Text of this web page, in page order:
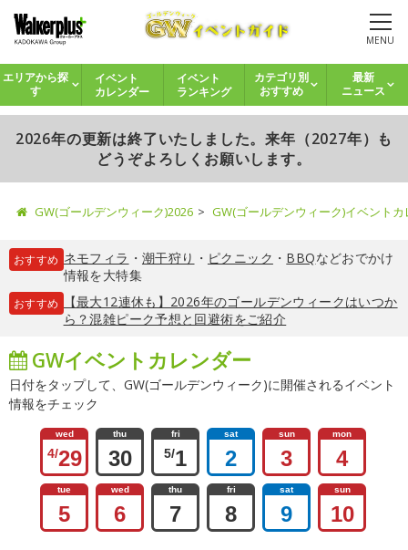
MENU
エリアから探
す
イベント
カレンダー
イベント
ランキング
カテゴリ別
おすすめ
最新
ニュース
2026年の更新は終了いたしました。来年（2027年）も
どうぞよろしくお願いします。
GW(ゴールデンウィーク)2026 GW(ゴールデンウィーク)イベント
おすすめ ネモフィラ ・ 潮干狩り ・ ピクニック ・ BBQなどおでかけ
情報を大特集
おすすめ
【最大12連休も】2026年のゴールデンウィークはいつか
ら？混雑ピーク予想と回避術をご紹介
GWイベントカレンダー
日付をタップして、GW(ゴールデンウィーク)に開催されるイベント
情報をチェック
wed
4/29
thu
30
fri
5/1
sat
2
sun
3
mon
4
tue
5
wed
6
thu
7
fri
8
sat
9
sun
10